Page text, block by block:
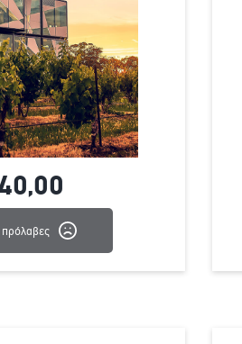
00
πρόλαβες